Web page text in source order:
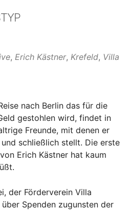
, Erich Kästner, Krefeld, Villa
nach Berlin das für die
gestohlen wird, findet in
Freunde, mit denen er
schließlich stellt. Die erste
Erich Kästner hat kaum
der Förderverein Villa
Spenden zugunsten der